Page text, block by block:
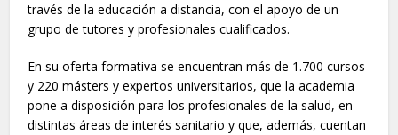
través de la educación a distancia, con el apoyo de un
grupo de tutores y profesionales cualificados.
En su oferta formativa se encuentran más de 1.700 cursos
y 220 másters y expertos universitarios, que la academia
pone a disposición para los profesionales de la salud, en
distintas áreas de interés sanitario y que, además, cuentan